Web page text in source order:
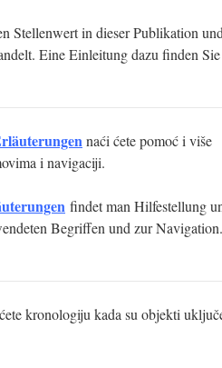
Stellenwert in dieser Publikation und
Eine Einleitung dazu finden Sie
naći ćete pomoć i više
i navigaciji.
findet man Hilfestellung
Begriffen und zur Navigation.
kronologiju kada su objekti